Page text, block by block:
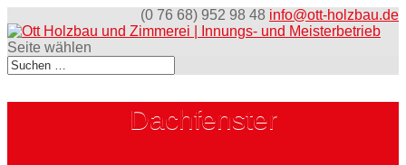
(0 76 68) 952 98 48 info@ott-holzbau.de
Seite wählen
Dachfenster